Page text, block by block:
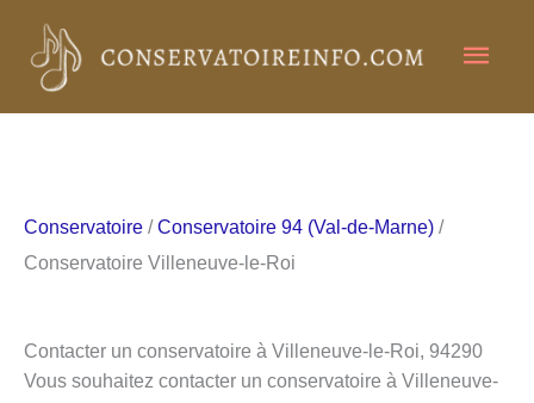
contenu
Conservatoire /Conservatoire 94 (Val-de-Marne) /
Conservatoire Villeneuve-le-Roi
Contacter un conservatoire à Villeneuve-le-Roi, 94290
Vous souhaitez contacter un conservatoire à Villeneuve-